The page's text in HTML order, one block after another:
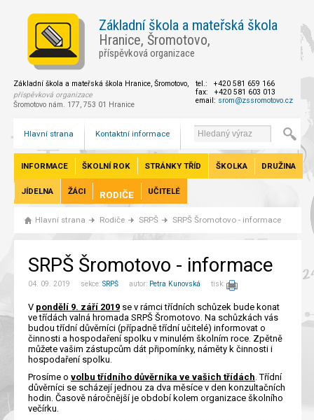
Základní škola a mateřská škola
Hranice, Šromotovo,
příspěvková organizace
Základní škola a mateřská škola Hranice, Šromotovo,
příspěvková organizace
Šromotovo nám. 177, 753 01 Hranice
tel.: +420 581 659 166
fax: +420 581 603 013
email: srom@zssromotovo.cz
Hlavní strana Kontaktní informace
INFORMACE ŠKOLNÍ ROK STRÁNKY TŘÍD ŠKOLKA DRUŽINA
JÍDELNA ŽÁCI RODIČE UČITELÉ
Hlavní strana Rodiče SRPŠ SRPŠ Šromotovo - informace
SRPŠ Šromotovo - informace
04. 09. 2019 sekce: SRPŠ autor: Petra Kunovská tisk:
V pondělí 9. září 2019 se v rámci třídních schůzek bude konat
ve třídách valná hromada SRPŠ Šromotovo. Na schůzkách vás
budou třídní důvěrníci (případně třídní učitelé) informovat o
činnosti a hospodaření spolku v minulém školním roce. Zpětně
můžete vašim zástupcům dát připomínky, náměty k činnosti i
hospodaření spolku.
Prosíme o volbu třídního důvěrníka ve vašich třídách. Třídní
důvěrníci se scházejí jednou za dva měsíce v den konzultačních
hodin. Časově náročnější je období kolem organizace školního
večírku.